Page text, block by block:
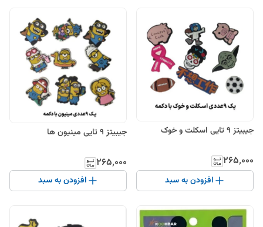
جیبیتز ۹ تایی اسکلت و خوک
۲۶۵٬۰۰۰
افزودن به سبد
جیبیتز ۹ تایی مینیون ها
۲۶۵٬۰۰۰
افزودن به سبد